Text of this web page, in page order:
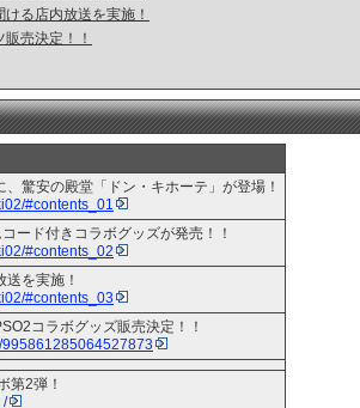
る店内放送を実施！
売決定！！
驚安の殿堂「ドン・キホーテ」が登場！
#contents_01
ード付きコラボグッズが発売！！
#contents_02
を実施！
#contents_03
コラボグッズ販売決定！！
995861285064527873
第2弾！